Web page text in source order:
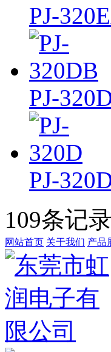
PJ-
PJ-
PJ-
109条记录
网站首页 关于我们 产品